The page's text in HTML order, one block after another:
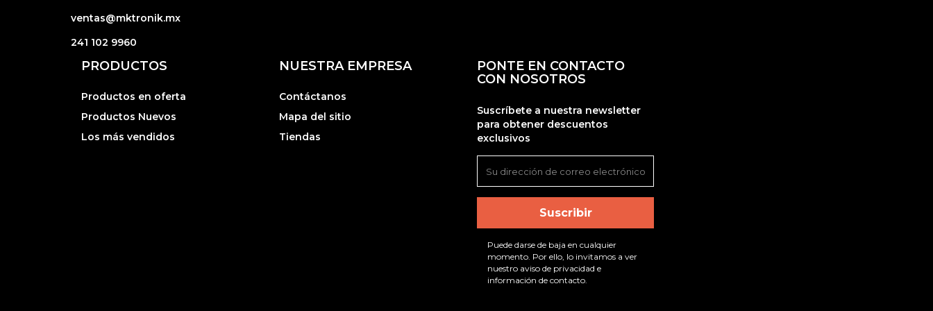
ventas@mktronik.mx
241 102 9960
PRODUCTOS
Productos en oferta
Productos Nuevos
Los más vendidos
NUESTRA EMPRESA
Contáctanos
Mapa del sitio
Tiendas
PONTE EN CONTACTO
CON NOSOTROS
Suscríbete a nuestra newsletter
para obtener descuentos
exclusivos
Puede darse de baja en cualquier
momento. Por ello, lo invitamos a ver
nuestro aviso de privacidad e
información de contacto.